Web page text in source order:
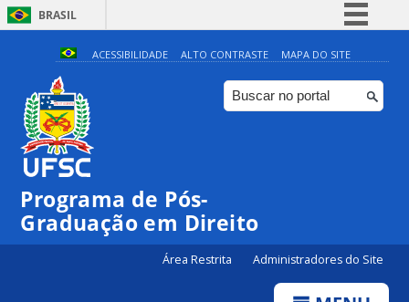
BRASIL
Simplifique!
Comunica BR
Participe
ACESSIBILIDADE ALTO CONTRASTE MAPA DO SITE
Programa de Pós-
Graduação em Direito
Área Restrita Administradores do Site